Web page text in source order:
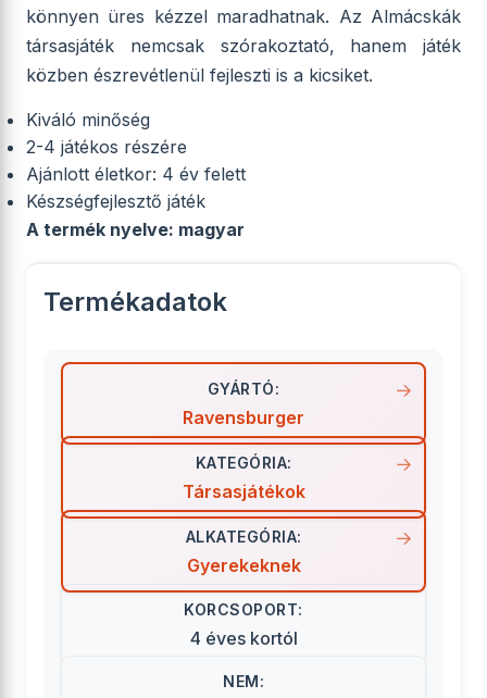
könnyen üres kézzel maradhatnak. Az Almácskák
társasjáték nemcsak szórakoztató, hanem játék
közben észrevétlenül fejleszti is a kicsiket.
Kiváló minőség
2-4 játékos részére
Ajánlott életkor: 4 év felett
Készségfejlesztő játék
A termék nyelve: magyar
Termékadatok
GYÁRTÓ:
Ravensburger
KATEGÓRIA:
Társasjátékok
ALKATEGÓRIA:
Gyerekeknek
KORCSOPORT:
4 éves kortól
NEM: